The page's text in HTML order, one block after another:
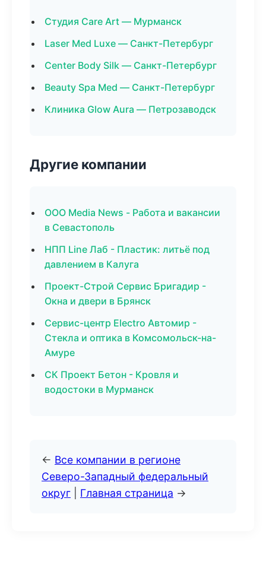
Студия Care Art — Мурманск
Laser Med Luxe — Санкт-Петербург
Center Body Silk — Санкт-Петербург
Beauty Spa Med — Санкт-Петербург
Клиника Glow Aura — Петрозаводск
Другие компании
ООО Media News - Работа и вакансии
в Севастополь
НПП Line Лаб - Пластик: литьё под
давлением в Калуга
Проект-Строй Сервис Бригадир -
Окна и двери в Брянск
Сервис-центр Electro Автомир -
Стекла и оптика в Комсомольск-на-
Амуре
СК Проект Бетон - Кровля и
водостоки в Мурманск
← Все компании в регионе
Северо-Западный федеральный
округ
Главная страница →